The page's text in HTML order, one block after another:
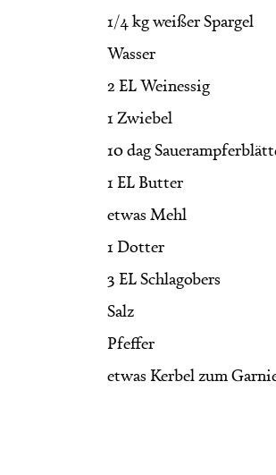
1/4 kg weißer Spargel
Wasser
2 EL Weinessig
1 Zwiebel
10 dag
1 EL Butter
etwas Mehl
1 Dotter
3 EL Schlagobers
Salz
Pfeffer
etwas Kerbel zum